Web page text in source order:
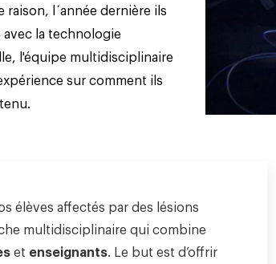
l´année dernière ils
la technologie
l'équipe multidisciplinaire
sur comment ils
élèves affectés par des lésions
multidisciplinaire qui combine
et enseignants. Le but est d’offrir